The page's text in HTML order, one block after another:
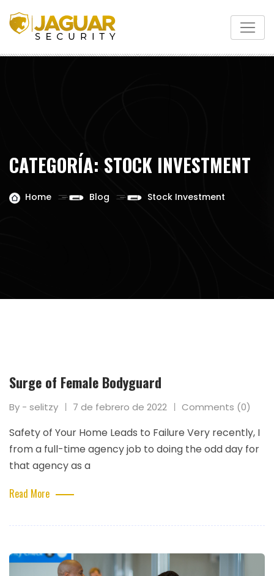
to
content
CATEGORÍA: STOCK INVESTMENT
Home Blog Stock Investment
Surge of Female Bodyguard
By - selitzy 7 de febrero de 2022 Comments (0)
Safety of Your Home Leads to Failure Very recently, I
from a full-time agency job to doing the odd day for
that agency as a
Read More